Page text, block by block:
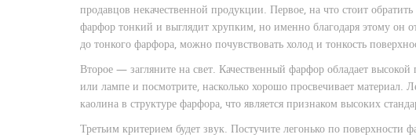
продавцов некачественной продукции. Первое, на что стоит
фарфор тонкий и выглядит хрупким, но именно благодаря этому он
до тонкого фарфора, можно почувствовать холод и тонкость
Второе — загляните на свет. Качественный фарфор обладает
или лампе и посмотрите, насколько хорошо просвечивает материал.
каолина в структуре фарфора, что является признаком высоких
Третьим критерием будет звук. Постучите легонько по